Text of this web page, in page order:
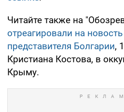
Читайте также на
отреагировали на
представителя Болгарии,
Кристиана Костова, в
Крыму.